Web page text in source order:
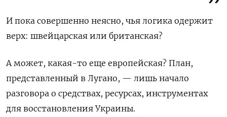
И пока совершенно неясно, чья логика одержит
верх: швейцарская или британская?
А может, какая-то еще европейская? План,
представленный в Лугано, — лишь начало
разговора о средствах, ресурсах, инструментах
для восстановления Украины.